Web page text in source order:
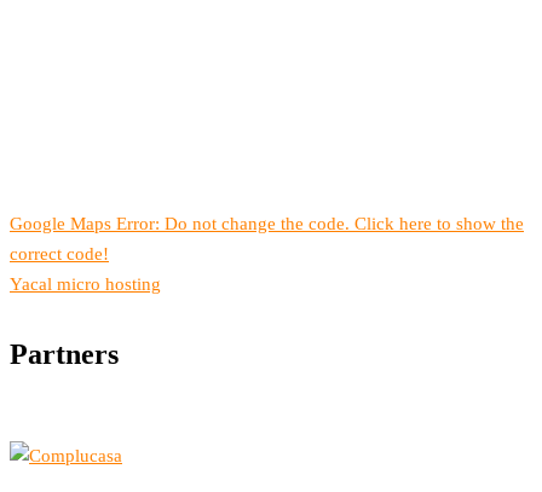
Google Maps Error: Do not change the code. Click here to show the
correct code!
Yacal micro hosting
Partners